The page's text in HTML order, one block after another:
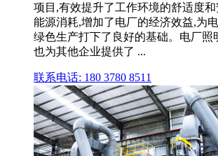
项目,有效提升了工作环境的舒适度
能源消耗,增加了电厂的经济效益,为
绿色生产打下了良好的基础。电厂照
也为其他企业提供了 ...
联系电话: 180 3780 8511